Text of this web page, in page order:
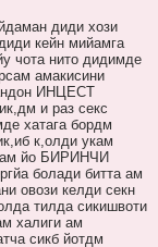
диди хози
кейн мийамга
чота нито дидимде
амакисини
ИНЦЕСТ
и раз секс
хатага бордм
к,олди укам
йо БИРИНЧИ
болади битта ам
овози келди секн
тилда сикишвоти
халиги ам
сикб йотдм